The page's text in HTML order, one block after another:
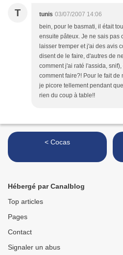
T tunis 03/07/2007 14:06
bein, pour le basmati, il était
ensuite pâteux. Je ne sais pas
laisser tremper et j'ai des avis
disent de le faire, d'autres de
comment j'ai raté l'assida,
comment faire?! Pour le fait
je picore tellement pendant
rien du coup à table!!
< Cocas
Hébergé par Canalblog
Top articles
Pages
Contact
Signaler un abus